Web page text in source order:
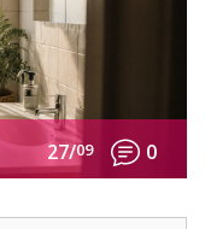
27/09 0